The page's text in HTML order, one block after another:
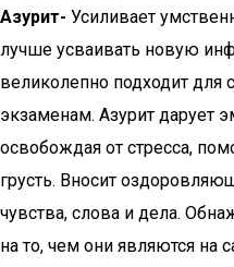
Азурит- Усиливает
лучше усваивать новую
великолепно подходит для
экзаменам. Азурит дарует
освобождая от стресса,
грусть. Вносит
чувства, слова и дела.
на то, чем они являются на